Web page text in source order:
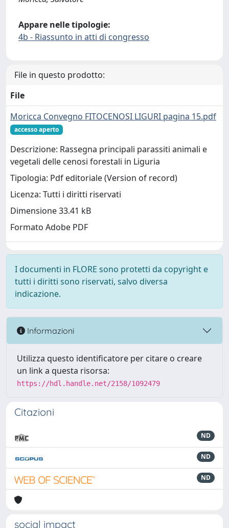
Appare nelle tipologie:
4b - Riassunto in atti di congresso
File in questo prodotto:
File
Moricca Convegno FITOCENOSI LIGURI pagina 15.pdf
accesso aperto
Descrizione: Rassegna principali parassiti animali e
vegetali delle cenosi forestali in Liguria
Tipologia: Pdf editoriale (Version of record)
Licenza: Tutti i diritti riservati
Dimensione 33.41 kB
Formato Adobe PDF
I documenti in FLORE sono protetti da copyright e
tutti i diritti sono riservati, salvo diversa
indicazione.
Informazioni
Utilizza questo identificatore per citare o creare
un link a questa risorsa:
https://hdl.handle.net/2158/1092479
Citazioni
ND
ND
ND
social impact